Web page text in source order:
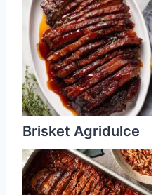
Brisket Agridulce